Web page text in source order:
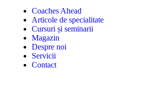
Coaches Ahead
Articole de specialitate
Cursuri și seminarii
Magazin
Despre noi
Servicii
Contact